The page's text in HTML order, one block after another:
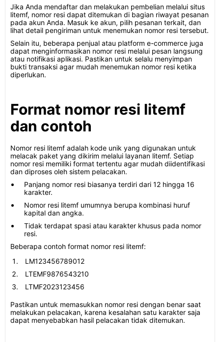
Jika Anda mendaftar dan melakukan pembelian melalui situs
litemf, nomor resi dapat ditemukan di bagian riwayat pesanan
pada akun Anda. Masuk ke akun, pilih pesanan terkait, dan
lihat detail pengiriman untuk menemukan nomor resi tersebut.
Selain itu, beberapa penjual atau platform e-commerce juga
dapat menginformasikan nomor resi melalui pesan langsung
atau notifikasi aplikasi. Pastikan untuk selalu menyimpan
bukti transaksi agar mudah menemukan nomor resi ketika
diperlukan.
Format nomor resi litemf
dan contoh
Nomor resi litemf adalah kode unik yang digunakan untuk
melacak paket yang dikirim melalui layanan litemf. Setiap
nomor resi memiliki format tertentu agar mudah diidentifikasi
dan diproses oleh sistem pelacakan.
Panjang nomor resi biasanya terdiri dari 12 hingga 16
karakter.
Nomor resi litemf umumnya berupa kombinasi huruf
kapital dan angka.
Tidak terdapat spasi atau karakter khusus pada nomor
resi.
Beberapa contoh format nomor resi litemf:
LM123456789012
LTEMF9876543210
LTMF2023123456
Pastikan untuk memasukkan nomor resi dengan benar saat
melakukan pelacakan, karena kesalahan satu karakter saja
dapat menyebabkan hasil pelacakan tidak ditemukan.